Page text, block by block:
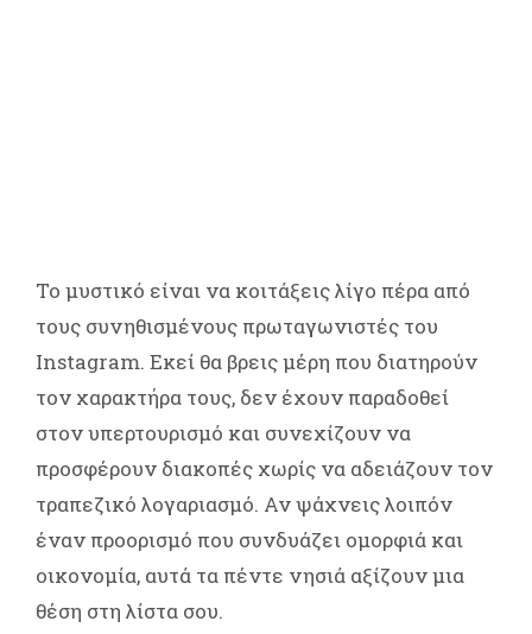
Το μυστικό είναι να κοιτάξεις λίγο πέρα από
τους συνηθισμένους πρωταγωνιστές του
Instagram. Εκεί θα βρεις μέρη που διατηρούν
τον χαρακτήρα τους, δεν έχουν παραδοθεί
στον υπερτουρισμό και συνεχίζουν να
προσφέρουν διακοπές χωρίς να αδειάζουν τον
τραπεζικό λογαριασμό. Αν ψάχνεις λοιπόν
έναν προορισμό που συνδυάζει ομορφιά και
οικονομία, αυτά τα πέντε νησιά αξίζουν μια
θέση στη λίστα σου.